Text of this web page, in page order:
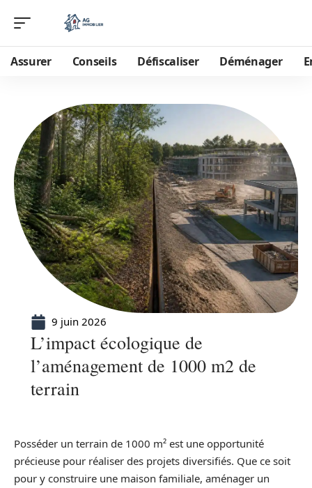
Assurer Conseils Défiscaliser Déménager
9 juin 2026
L’impact écologique de
l’aménagement de 1000 m2 de
terrain
Posséder un terrain de 1000 m² est une opportunité
précieuse pour réaliser des projets diversifiés. Que ce soit
pour y construire une maison familiale, aménager un